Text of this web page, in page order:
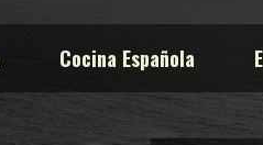
Cocina Española